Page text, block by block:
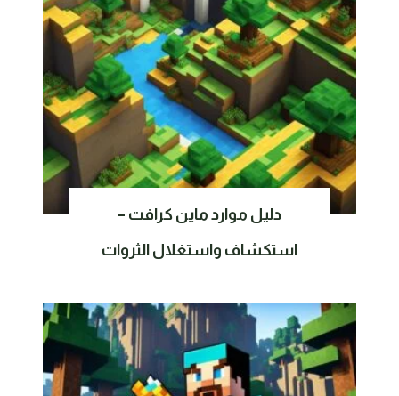
دليل موارد ماين كرافت –
استكشاف واستغلال الثروات